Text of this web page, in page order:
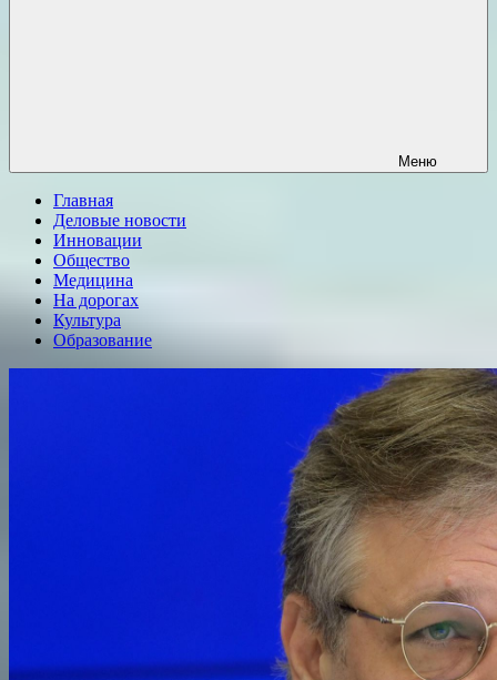
Меню
Главная
Деловые новости
Инновации
Общество
Медицина
На дорогах
Культура
Образование